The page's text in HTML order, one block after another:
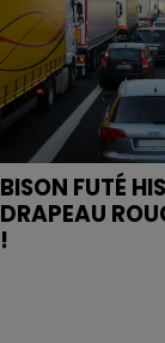
BISON FUTÉ
DRAPEAU
!